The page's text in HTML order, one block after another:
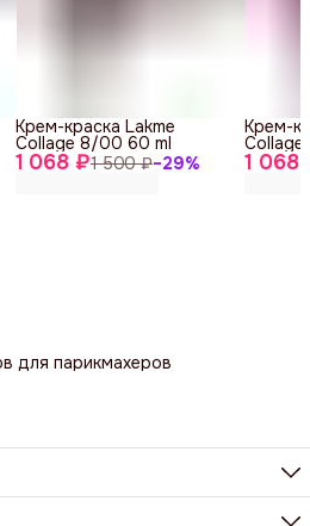
1 068 ₽1 500 ₽−29%
Крем-краска Lakme
Collage 8/00 60 ml
1 068
Крем-
для парикмахеров